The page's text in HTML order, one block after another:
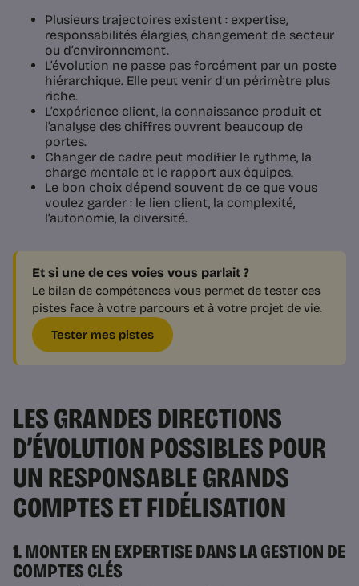
Plusieurs trajectoires existent : expertise,
responsabilités élargies, changement de secteur
ou d’environnement.
L’évolution ne passe pas forcément par un poste
hiérarchique. Elle peut venir d’un périmètre plus
riche.
L’expérience client, la connaissance produit et
l’analyse des chiffres ouvrent beaucoup de
portes.
Changer de cadre peut modifier le rythme, la
charge mentale et le rapport aux équipes.
Le bon choix dépend souvent de ce que vous
voulez garder : le lien client, la complexité,
l’autonomie, la diversité.
Et si une de ces voies vous parlait ?
Le bilan de compétences vous permet de tester ces
pistes face à votre parcours et à votre projet de vie.
Tester mes pistes
LES GRANDES DIRECTIONS
D’ÉVOLUTION POSSIBLES POUR
UN RESPONSABLE GRANDS
COMPTES ET FIDÉLISATION
1. MONTER EN EXPERTISE DANS LA GESTION DE
COMPTES CLÉS